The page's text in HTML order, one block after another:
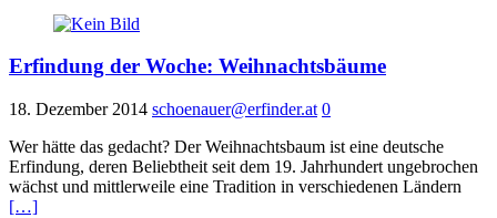
Erfindung der Woche: Weihnachtsbäume
18. Dezember 2014 schoenauer@erfinder.at 0
Wer hätte das gedacht? Der Weihnachtsbaum ist eine deutsche
Erfindung, deren Beliebtheit seit dem 19. Jahrhundert ungebrochen
wächst und mittlerweile eine Tradition in verschiedenen Ländern
[…]